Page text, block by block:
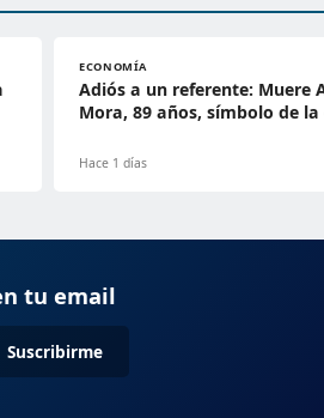
ECONOMÍA
Adiós a un referente: Muere
Mora, 89 años, símbolo de
Hace 1 días
tu email
Suscribirme